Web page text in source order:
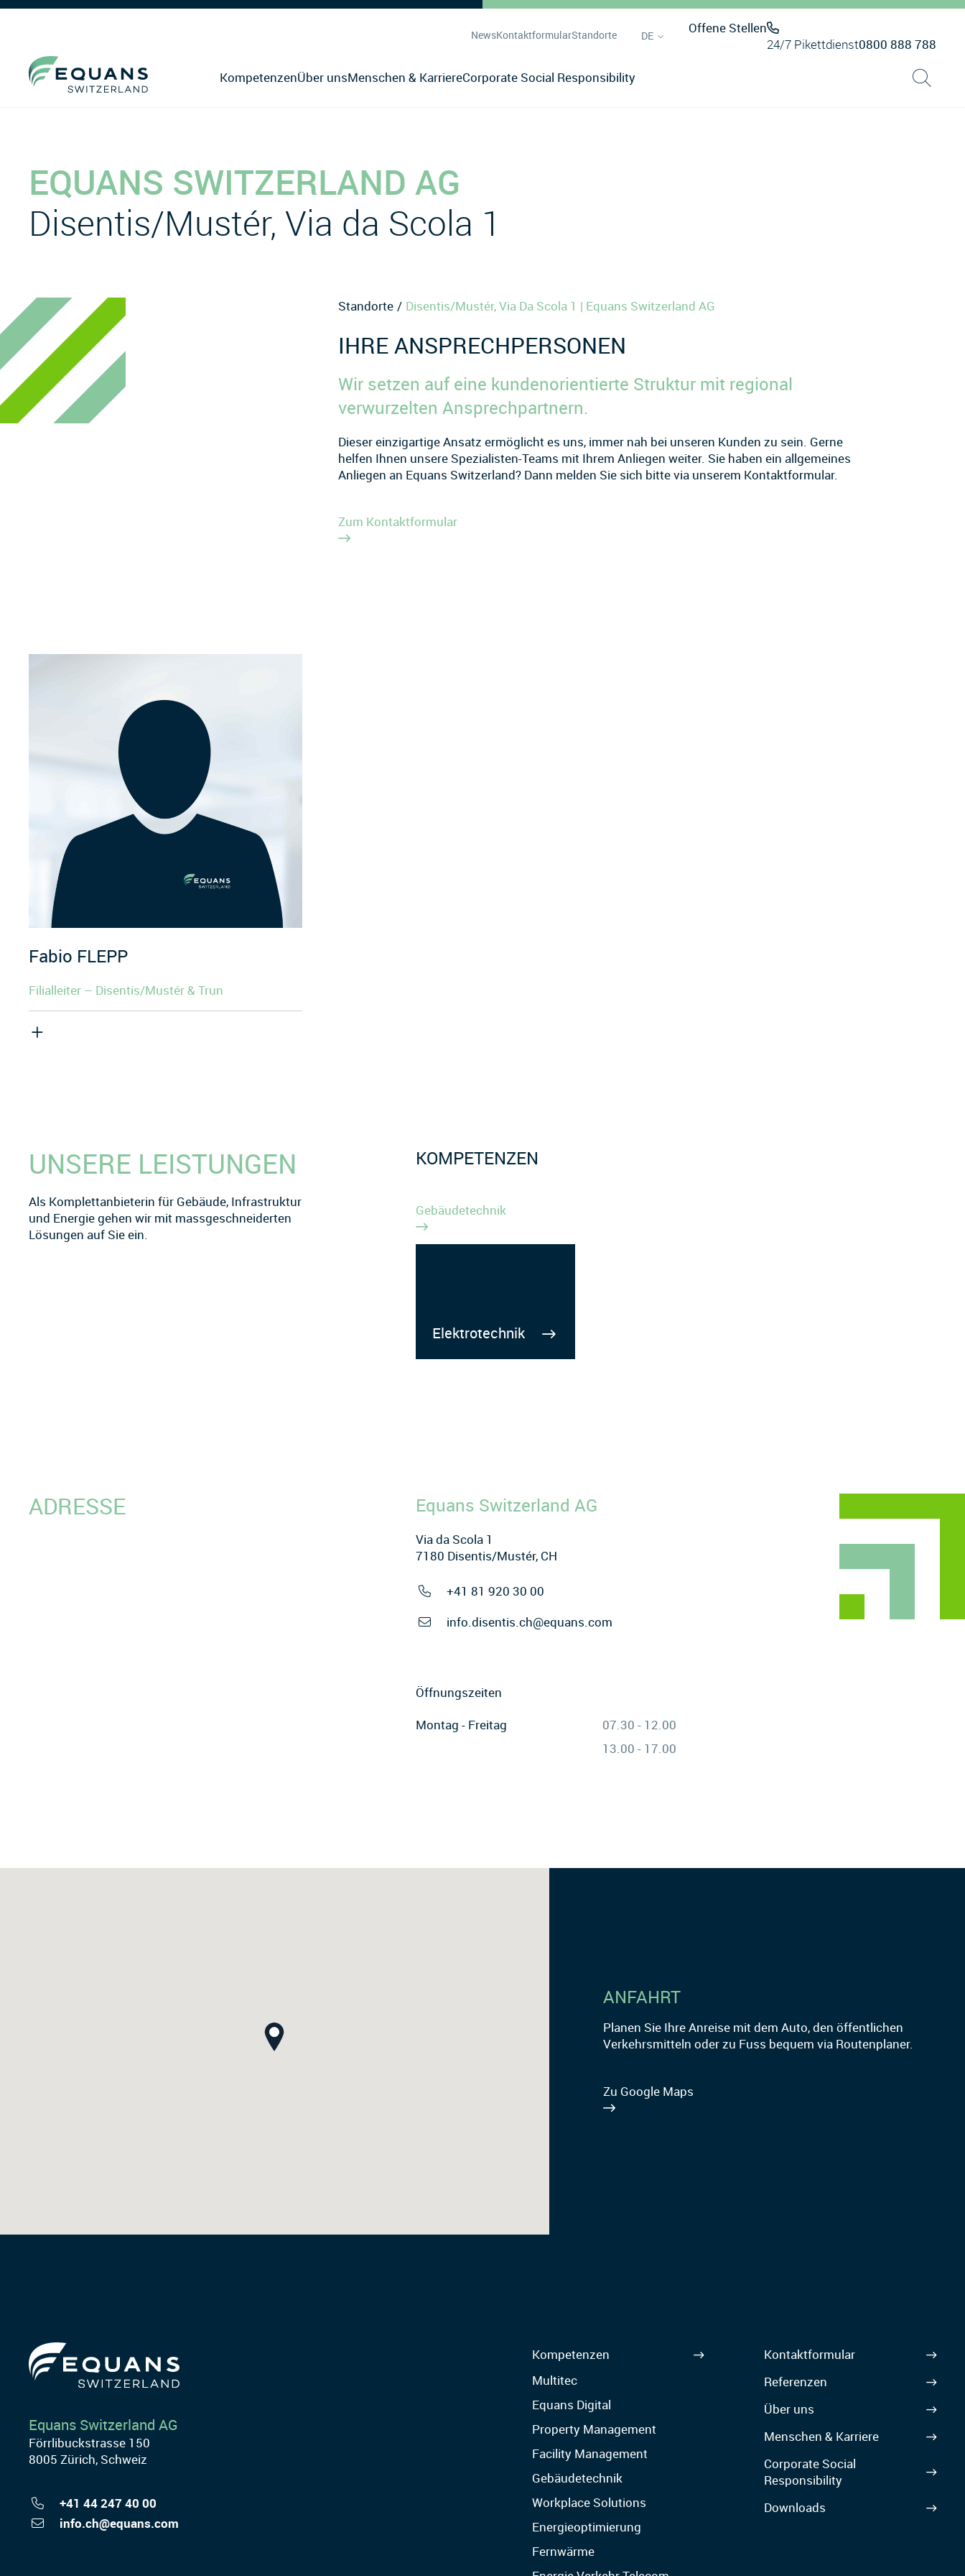
NewsKontaktformularStandorte DE
Offene Stellen
24/7 Pikettdienst0800 888 788
KompetenzenÜber unsMenschen & KarriereCorporate Social Responsibility
EQUANS SWITZERLAND AG
Disentis/Mustér, Via da Scola 1
Standorte Disentis/Mustér, Via Da Scola 1 | Equans Switzerland AG
IHRE ANSPRECHPERSONEN
Wir setzen auf eine kundenorientierte Struktur mit regional
verwurzelten Ansprechpartnern.
Dieser einzigartige Ansatz ermöglicht es uns, immer nah bei unseren Kunden zu sein. Gerne
helfen Ihnen unsere Spezialisten-Teams mit Ihrem Anliegen weiter. Sie haben ein allgemeines
Anliegen an Equans Switzerland? Dann melden Sie sich bitte via unserem Kontaktformular.
Zum Kontaktformular
Fabio FLEPP
Filialleiter – Disentis/Mustér & Trun
UNSERE LEISTUNGEN
Als Komplettanbieterin für Gebäude, Infrastruktur
und Energie gehen wir mit massgeschneiderten
Lösungen auf Sie ein.
KOMPETENZEN
Gebäudetechnik
Elektrotechnik
ADRESSE Equans Switzerland AG
Via da Scola 1
7180 Disentis/Mustér, CH
+41 81 920 30 00
info.disentis.ch@equans.com
Öffnungszeiten
Montag - Freitag
07.30 - 12.00
13.00 - 17.00
ANFAHRT
Planen Sie Ihre Anreise mit dem Auto, den öffentlichen
Verkehrsmitteln oder zu Fuss bequem via Routenplaner.
Zu Google Maps
Equans Switzerland AG
Förrlibuckstrasse 150
8005 Zürich, Schweiz
+41 44 247 40 00
info.ch@equans.com
Kompetenzen
Multitec
Equans Digital
Property Management
Facility Management
Gebäudetechnik
Workplace Solutions
Energieoptimierung
Fernwärme
Kontaktformular
Referenzen
Über uns
Menschen & Karriere
Corporate Social
Responsibility
Downloads